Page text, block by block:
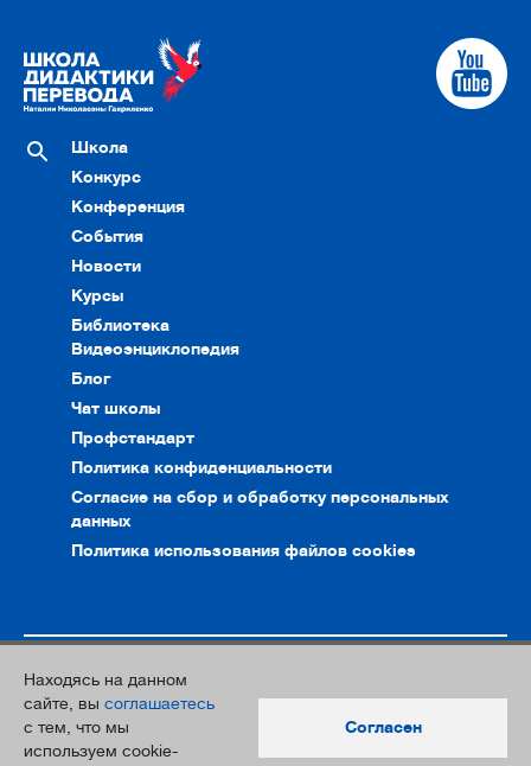
Школа
Конкурс
Конференция
События
Новости
Курсы
Библиотека
Видеоэнциклопедия
Блог
Чат школы
Профстандарт
Политика конфиденциальности
Согласие на сбор и обработку персональных
данных
Политика использования файлов cookies
© 2010–2026. Интернет-ресурс профессионального сообщества
преподавателей и переводчиков
Дизайн и разработка:
Находясь на данном
сайте, вы соглашаетесь
с тем, что мы
используем cookie-
Согласен